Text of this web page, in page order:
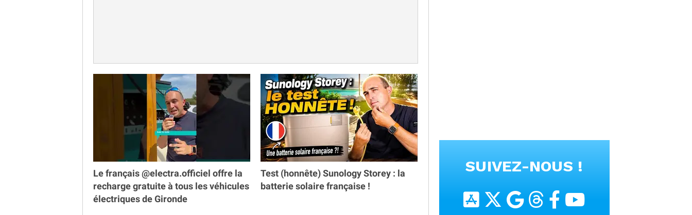
Le français @electra.officiel offre la
recharge gratuite à tous les véhicules
électriques de Gironde
Test (honnête) Sunology Storey : la
batterie solaire française !
SUIVEZ-NOUS !